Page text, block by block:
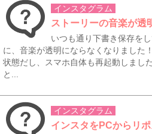
インスタグラム
ストーリーの音楽が透
いつも通り下書き保存を
に、音楽が透明にならなくなりました
状態だし、スマホ自体も再起動しまし
と...
インスタグラム
インスタをPCからリポ